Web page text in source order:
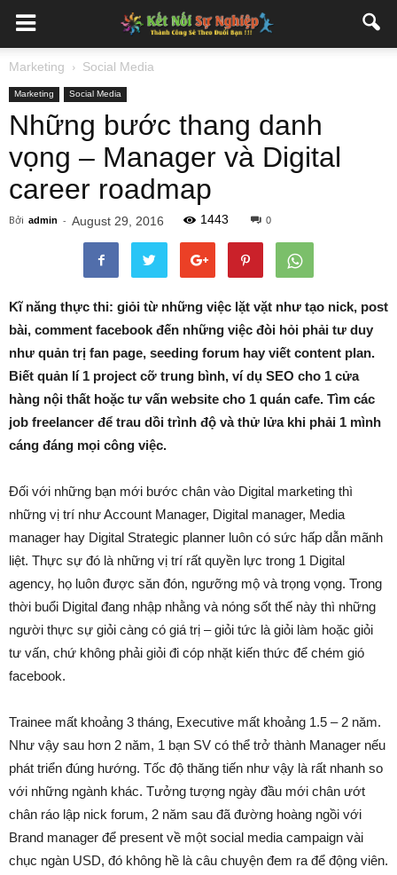
Marketing Social Media
Marketing Social Media
Những bước thang danh
vọng – Manager và Digital
career roadmap
Bởi admin - August 29, 2016 1443 0
Kĩ năng thực thi: giỏi từ những việc lặt vặt như tạo nick, post
bài, comment facebook đến những việc đòi hỏi phải tư duy
như quản trị fan page, seeding forum hay viết content plan.
Biết quản lí 1 project cỡ trung bình, ví dụ SEO cho 1 cửa
hàng nội thất hoặc tư vấn website cho 1 quán cafe. Tìm các
job freelancer để trau dồi trình độ và thử lửa khi phải 1 mình
cáng đáng mọi công việc.
Đối với những bạn mới bước chân vào Digital marketing thì
những vị trí như Account Manager, Digital manager, Media
manager hay Digital Strategic planner luôn có sức hấp dẫn mãnh
liệt. Thực sự đó là những vị trí rất quyền lực trong 1 Digital
agency, họ luôn được săn đón, ngưỡng mộ và trọng vọng. Trong
thời buổi Digital đang nhập nhằng và nóng sốt thế này thì những
người thực sự giỏi càng có giá trị – giỏi tức là giỏi làm hoặc giỏi
tư vấn, chứ không phải giỏi đi cóp nhặt kiến thức để chém gió
facebook.
Trainee mất khoảng 3 tháng, Executive mất khoảng 1.5 – 2 năm.
Như vậy sau hơn 2 năm, 1 bạn SV có thể trở thành Manager nếu
phát triển đúng hướng. Tốc độ thăng tiến như vậy là rất nhanh so
với những ngành khác. Tưởng tượng ngày đầu mới chân ướt
chân ráo lập nick forum, 2 năm sau đã đường hoàng ngồi với
Brand manager để present về một social media campaign vài
chục ngàn USD, đó không hề là câu chuyện đem ra để động viên.